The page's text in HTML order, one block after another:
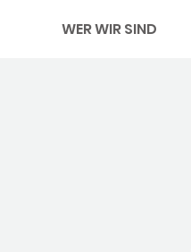
WER WIR SIND